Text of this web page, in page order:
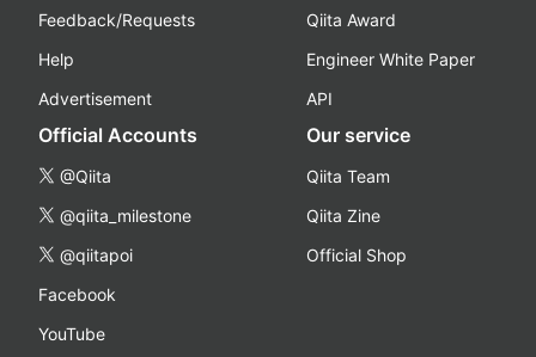
Feedback/Requests
Help
Advertisement
Qiita Award
Engineer White Paper
API
Official Accounts
@Qiita
@qiita_milestone
@qiitapoi
Facebook
YouTube
Our service
Qiita Team
Qiita Zine
Official Shop